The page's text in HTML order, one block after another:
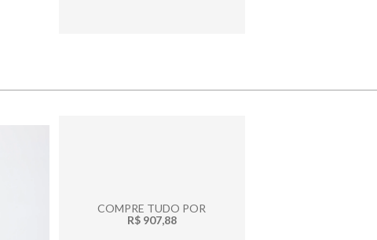
COMPRE TUDO POR
R$ 907,88